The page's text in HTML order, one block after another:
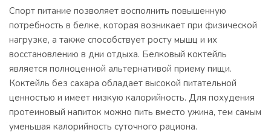
Спорт питание позволяет восполнить повышенную
потребность в белке, которая возникает при физической
нагрузке, а также способствует росту мышц и их
восстановлению в дни отдыха. Белковый коктейль
является полноценной альтернативой приему пищи.
Коктейль без сахара обладает высокой питательной
ценностью и имеет низкую калорийность. Для похудения
протеиновый напиток можно пить вместо ужина, тем самым
уменьшая калорийность суточного рациона.